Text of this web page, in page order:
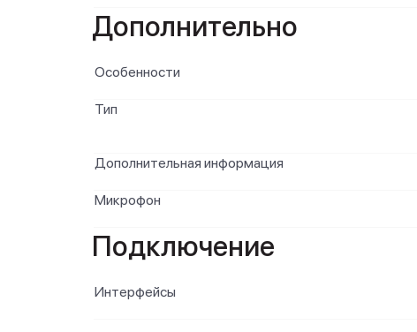
Дополнительно
Особенности
Тип
Дополнительная информация
Микрофон
Подключение
Интерфейсы